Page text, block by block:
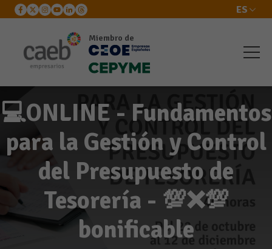
ES
Miembro de
💻ONLINE - Fundamentos
para la Gestión y Control
del Presupuesto de
Tesorería - 💯❌💯
bonificable